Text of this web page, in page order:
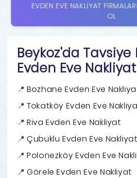
EVDEN EVE NAKLIYAT
OL
Beykoz'da Tavsiye
Evden Eve
Bozhane Evden Eve
Tokatköy Evden Eve
Riva Evden Eve Nakliyat
Çubuklu Evden Eve Nakliyat
Polonezköy Evden Eve
Görele Evden Eve Nakliyat